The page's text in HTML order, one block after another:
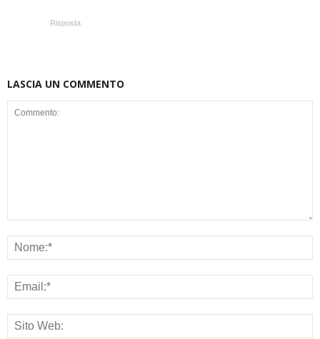
Risposta
LASCIA UN COMMENTO